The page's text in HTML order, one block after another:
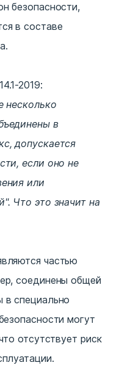
безопасности,
в составе
2019:
несколько
в
допускается
если оно не
или
Что это значит на
частью
соединены общей
в специально
могут
отсутствует риск